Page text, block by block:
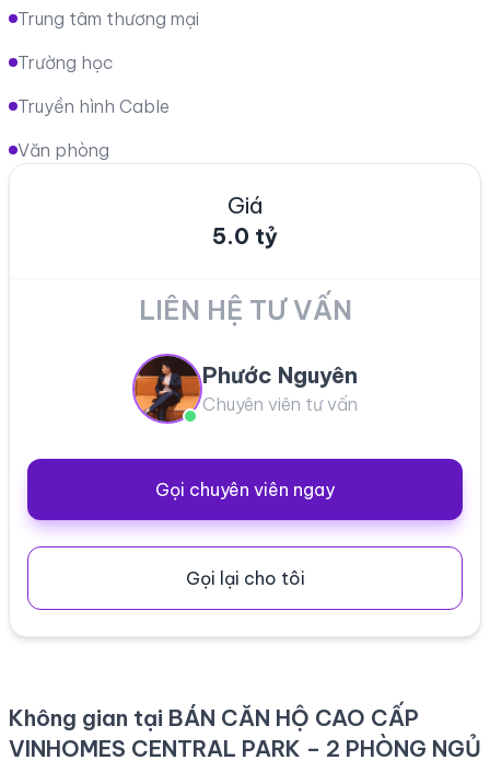
Trung tâm thương mại
Trường học
Truyền hình Cable
Văn phòng
Giá
5.0 tỷ
LIÊN HỆ TƯ VẤN
Phước Nguyên
Chuyên viên tư vấn
Gọi chuyên viên ngay
Gọi lại cho tôi
Không gian tại BÁN CĂN HỘ CAO CẤP
VINHOMES CENTRAL PARK – 2 PHÒNG NGỦ